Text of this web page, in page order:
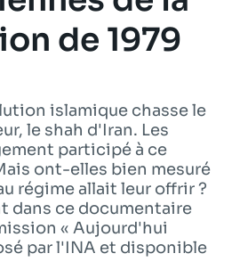
à une émission
de 1979
islamique chasse le
le shah d'Iran. Les
participé à ce
ont-elles bien mesuré
régime allait leur offrir ?
dans ce documentaire
« Aujourd'hui
par l'INA et disponible